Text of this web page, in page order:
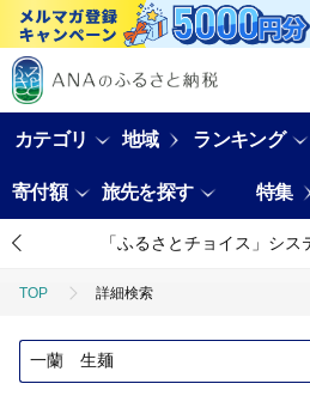
カテゴリ 地域 ランキング
寄付額 旅先を探す 特集
「ふるさとチョイス」シ
TOP 詳細検索